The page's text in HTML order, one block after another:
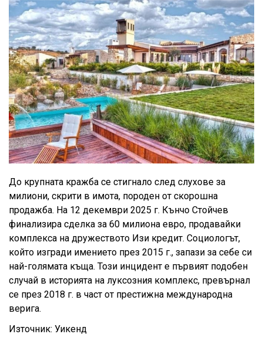
До крупната кражба се стигнало след слухове за
милиони, скрити в имота, породен от скорошна
продажба. На 12 декември 2025 г. Кънчо Стойчев
финализира сделка за 60 милиона евро, продавайки
комплекса на дружеството Изи кредит. Социологът,
който изгради имението през 2015 г., запази за себе си
най-голямата къща. Този инцидент е първият подобен
случай в историята на луксозния комплекс, превърнал
се през 2018 г. в част от престижна международна
верига.
Източник: Уикенд